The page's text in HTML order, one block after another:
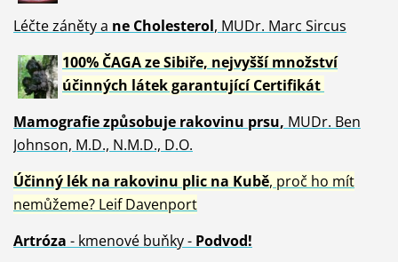
Léčte záněty a ne Cholesterol, MUDr. Marc Sircus
100% ČAGA ze Sibiře, nejvyšší množství
účinných látek garantující Certifikát
Mamografie způsobuje rakovinu prsu, MUDr. Ben
Johnson, M.D., N.M.D., D.O.
Účinný lék na rakovinu plic na Kubě, proč ho mít
nemůžeme? Leif Davenport
Artróza - kmenové buňky - Podvod!